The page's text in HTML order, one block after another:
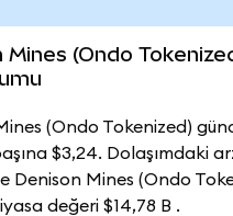
Mines (Ondo
(Ondo Tokenized)
$3,24. Dolaşımdaki
Denison Mines (Ondo
değeri $14,78 B .